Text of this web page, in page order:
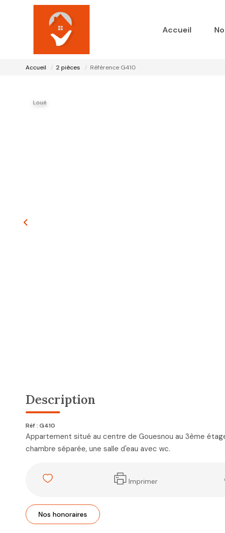
Accueil
Accueil 2 pièces Référence G410
Loué
Description
Réf : G410
Appartement situé au centre de Gouesnou au 3ème
chambre séparée, une salle d'eau avec wc.
Imprimer
Nos honoraires